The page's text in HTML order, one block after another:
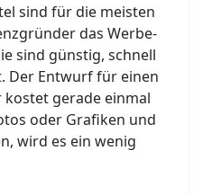
sind für die meisten
das Werbe-
sind günstig, schnell
Der Entwurf für einen
kostet gerade einmal
oder Grafiken und
wird es ein wenig